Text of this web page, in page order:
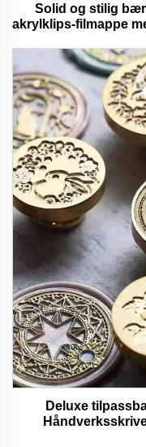
Solid og stilig
akrylklips-filmappe
Deluxe